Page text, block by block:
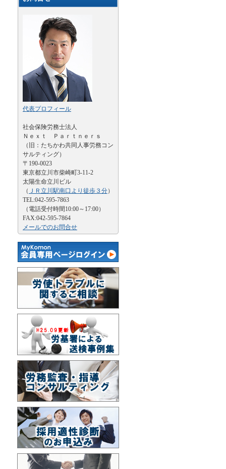
代表プロフィール
社会保険労務士法人
Ｎｅｘｔ Ｐａｒｔｎｅｒｓ
（旧：たちかわ共同人事労務コン
サルティング）
〒190-0023
東京都立川市柴崎町3-11-2
太陽生命立川ビル
（ ＪＲ立川駅南口より徒歩３分）
TEL:042-595-7863
（電話受付時間10:00～17:00）
FAX:042-595-7864
メールでのお問合せ